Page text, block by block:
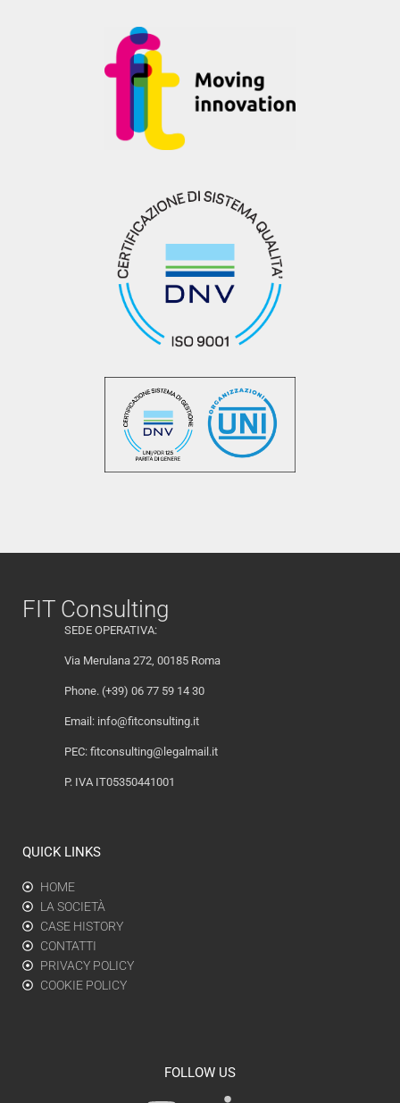
FIT Consulting
SEDE OPERATIVA:
Via Merulana 272, 00185 Roma
Phone. (+39) 06 77 59 14 30
Email: info@fitconsulting.it
PEC: fitconsulting@legalmail.it
P. IVA IT05350441001
QUICK LINKS
HOME
LA SOCIETÀ
CASE HISTORY
CONTATTI
PRIVACY POLICY
COOKIE POLICY
FOLLOW US
Y